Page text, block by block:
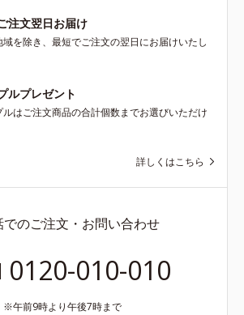
注文翌日お届け
域を除き、最短でご注文の翌日にお届けいたし
ルプレゼント
ルはご注文商品の合計個数までお選びいただけ
詳しくはこちら
でのご注文・お問い合わせ
0120-010-010
午前9時より午後7時まで